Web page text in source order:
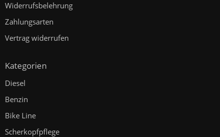
Widerrufsbelehrung
Zahlungsarten
Vertrag widerrufen
Kategorien
Diesel
Benzin
Bike Line
Scherkopfpflege